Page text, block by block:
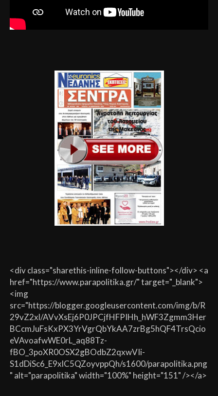
<div class="sharethis-inline-follow-buttons"></div> <a
href="https://www.parapolitika.gr/" target="_blank">
<img
src="https://blogger.googleusercontent.com/img/b/R
29vZ2xl/AVvXsEj6P0JPCjfHFPIHh_hWF3Zgmm3Her
BCcmJuFsKxPX3YrVgrQbYkAA7zrBg5hQF4TrsQcio
eVAvoafwWE0rL_aq88Tz-
fBO_3poXR0OSX2gBOdbZ2qxwVIi-
S1dDiSc6_E9xlC5QZoyvppQh/s1600/parapolitika.png
" alt="parapolitika" width="100%" height="151" /></a>